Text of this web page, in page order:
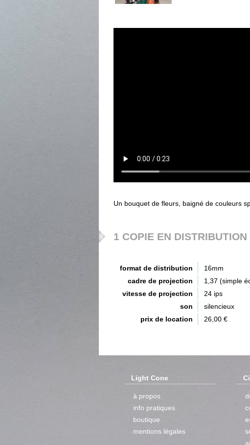
Un bouquet de fleurs, baigné de couleurs
1 COPIE EN DISTRIBUTION
format de distribution
16mm
cadre de projection
1,37 (simple
vitesse de projection
24 ips
son
silencieux
prix de location
26,00 €
Light Cone
à propos
info pratiques
boutique
mentions légales